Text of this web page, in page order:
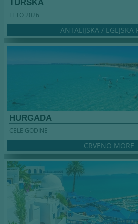
TURSKA
LETO 2026
ANTALIJSKA / EGEJSKA
HURGADA
CELE GODINE
CRVENO MORE